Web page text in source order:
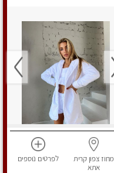
מחוז צפוןקרית
אתא
לפרטים נוספים